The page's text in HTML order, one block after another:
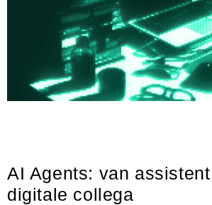
AI Agents: van
digitale collega